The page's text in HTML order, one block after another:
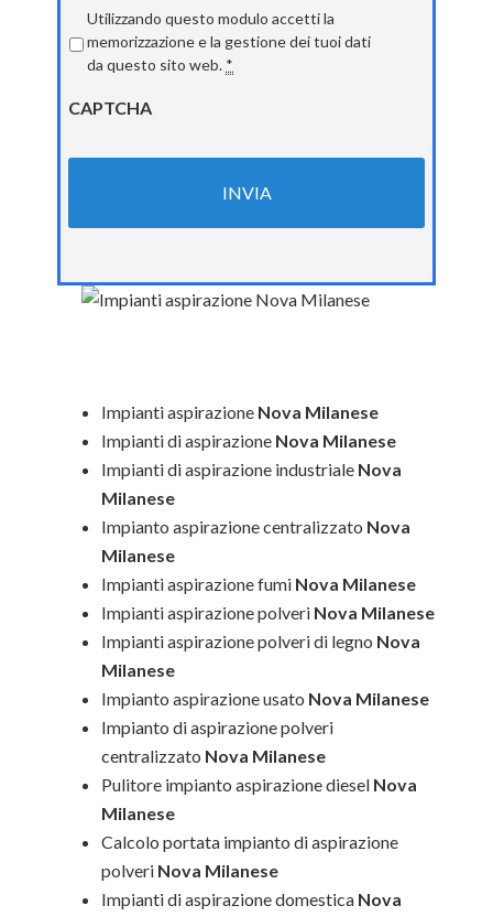
Privacy *
Utilizzando questo modulo accetti la
memorizzazione e la gestione dei tuoi dati
da questo sito web. *
CAPTCHA
Impianti aspirazione Nova Milanese
Impianti di aspirazione Nova Milanese
Impianti di aspirazione industriale Nova
Milanese
Impianto aspirazione centralizzato Nova
Milanese
Impianti aspirazione fumi Nova Milanese
Impianti aspirazione polveri Nova Milanese
Impianti aspirazione polveri di legno Nova
Milanese
Impianto aspirazione usato Nova Milanese
Impianto di aspirazione polveri
centralizzato Nova Milanese
Pulitore impianto aspirazione diesel Nova
Milanese
Calcolo portata impianto di aspirazione
polveri Nova Milanese
Impianti di aspirazione domestica Nova